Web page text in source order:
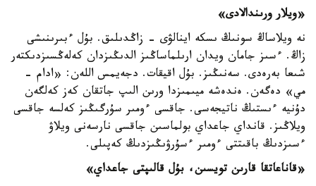
«ويلار ورىندالادى»
نە ويلاساڭ سونىڭ ىسكە اينالۋى - زاڭدىلىق. بۇل ءبىرىنىشى
زاڭ. ءسىز جامان ويدان ارىلماساڭىز الدىڭىزدان كەلەڭسىزدىكتەر
شىعا بەرەدى. سەنىڭىز. بۇل اقيقات. دجەيمس اللەن: «ادام -
مي» دەگەن. ەندەشە ميىمىزدا ورىن الىپ جاتقان كەز كەلگەن
دۇنيە ءىستىڭ ناتيجەسى. جاقسى ءومىر سۇرگىڭىز كەلسە جاقسى
ويلاڭىز. قانداي جاعداي بولماسىن جاقسى نارسەنى ويلاۋ
ءسىزدىڭ باقىتتى ءومىر ءسۇرۋىڭىزدىڭ كەپىلى.
«قاناعاتقا قارىن تويسىن، بۇل قالىپتى جاعداي»